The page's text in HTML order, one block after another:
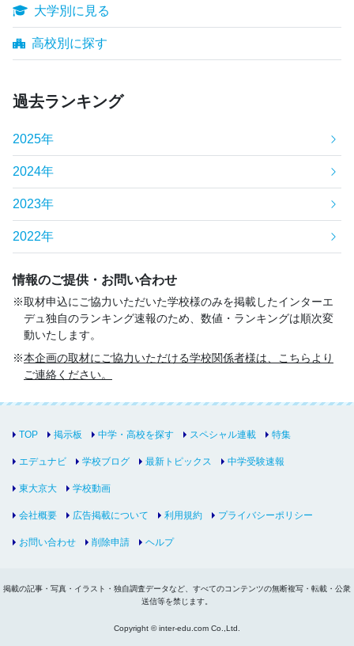
大学別に見る
高校別に探す
過去ランキング
2025年
2024年
2023年
2022年
情報のご提供・お問い合わせ
取材申込にご協力いただいた学校様のみを掲載したインターエ
デュ独自のランキング速報のため、数値・ランキングは順次変
動いたします。
本企画の取材にご協力いただける学校関係者様は、こちらより
ご連絡ください。
TOP 掲示板 中学・高校を探す スペシャル連載 特集
エデュナビ 学校ブログ 最新トピックス 中学受験速報
東大京大 学校動画
会社概要 広告掲載について 利用規約 プライバシーポリシー
お問い合わせ 削除申請 ヘルプ
掲載の記事・写真・イラスト・独自調査データなど、すべてのコンテンツの無断複写・転載・公衆
送信等を禁じます。
Copyright © inter-edu.com Co.,Ltd.